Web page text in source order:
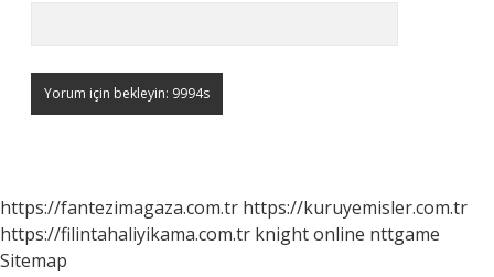
https://fantezimagaza.com.tr https://kuruyemisler.com.tr
https://filintahaliyikama.com.tr knight online nttgame
Sitemap